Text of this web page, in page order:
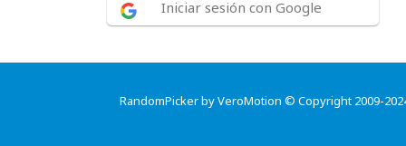
Iniciar sesión con Google
RandomPicker by VeroMotion © Copyright 2009-